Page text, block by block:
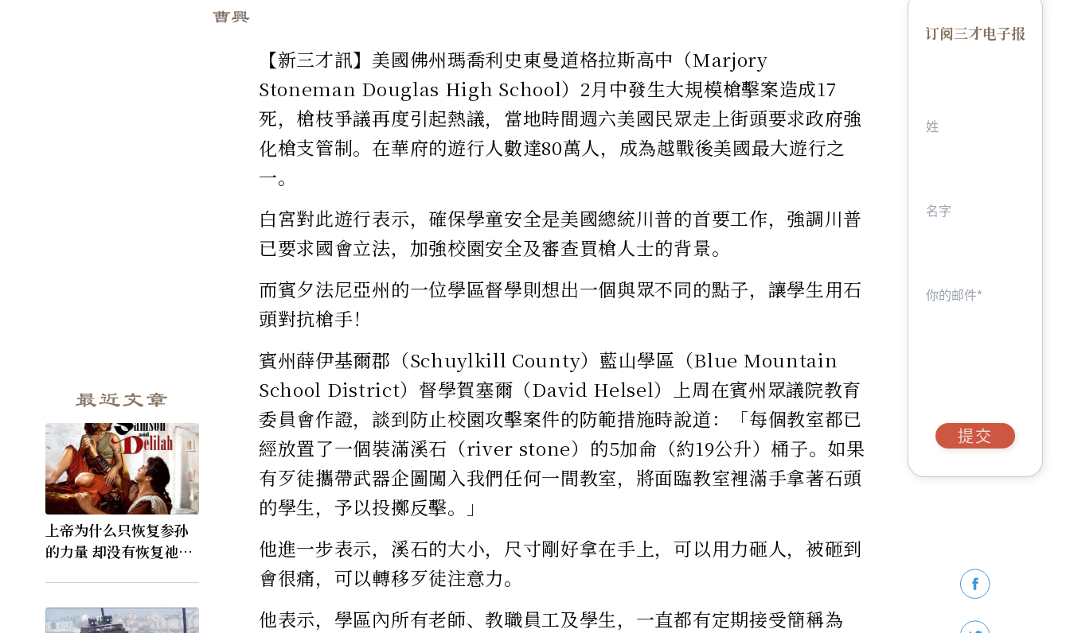
最近文章
上帝为什么只恢复参孙
的力量 却没有恢复祂的
曹興
【新三才訊】美國佛州瑪喬利史東曼道格拉斯高中（Marjory
Stoneman Douglas High School）2月中發生大規模槍擊案造成17
死，槍枝爭議再度引起熱議，當地時間週六美國民眾走上街頭要求政府強
化槍支管制。在華府的遊行人數達80萬人，成為越戰後美國最大遊行之
一。
白宮對此遊行表示，確保學童安全是美國總統川普的首要工作，強調川普
已要求國會立法，加強校園安全及審查買槍人士的背景。
而賓夕法尼亞州的一位學區督學則想出一個與眾不同的點子，讓學生用石
頭對抗槍手！
賓州薛伊基爾郡（Schuylkill County）藍山學區（Blue Mountain
School District）督學賀塞爾（David Helsel）上周在賓州眾議院教育
委員會作證，談到防止校園攻擊案件的防範措施時說道：「每個教室都已
經放置了一個裝滿溪石（river stone）的5加侖（約19公升）桶子。如果
有歹徒攜帶武器企圖闖入我們任何一間教室，將面臨教室裡滿手拿著石頭
的學生，予以投擲反擊。」
他進一步表示，溪石的大小，尺寸剛好拿在手上，可以用力砸人，被砸到
會很痛，可以轉移歹徒注意力。
他表示，學區內所有老師、教職員工及學生，一直都有定期接受簡稱為
订阅三才电子报
提交